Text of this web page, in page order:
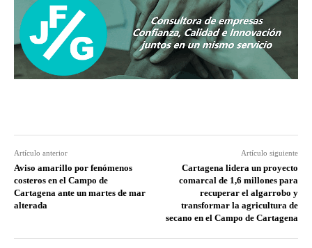
Artículo anterior
Aviso amarillo por fenómenos
costeros en el Campo de
Cartagena ante un martes de mar
alterada
Artículo siguiente
Cartagena lidera un proyecto
comarcal de 1,6 millones para
recuperar el algarrobo y
transformar la agricultura de
secano en el Campo de Cartagena